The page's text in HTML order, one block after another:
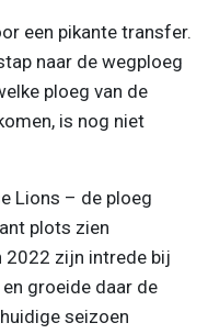
een pikante transfer.
naar de wegploeg
ploeg van de
is nog niet
Lions – de ploeg
plots zien
2022 zijn intrede bij
en groeide daar de
seizoen